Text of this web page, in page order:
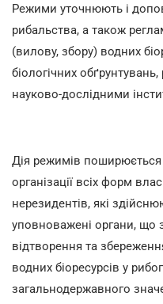
Режими уточнюють і
рибальства, а також
(вилову, збору) водних
біологічних
науково-дослідними
Дія режимів
організації всіх форм
нерезидентів, які
уповноважені органи, що
відтворення та
водних біоресурсів у
загальнодержавного